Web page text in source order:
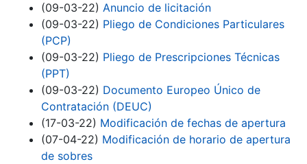
(09-03-22) Anuncio de licitación
(09-03-22) Pliego de Condiciones Particulares
(PCP)
(09-03-22) Pliego de Prescripciones Técnicas
(PPT)
(09-03-22) Documento Europeo Único de
Contratación (DEUC)
(17-03-22) Modificación de fechas de apertura
(07-04-22) Modificación de horario de apertura
de sobres